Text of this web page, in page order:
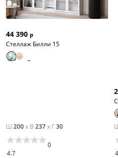
44 390 р
Стеллаж Билли 15
Ш 200x В 237x Г30
4.7
0